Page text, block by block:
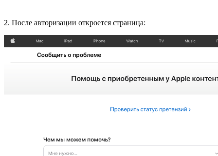
2. После авторизации откроется страница: